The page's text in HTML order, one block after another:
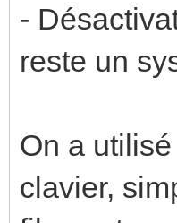
-
reste un
On a
clavier,